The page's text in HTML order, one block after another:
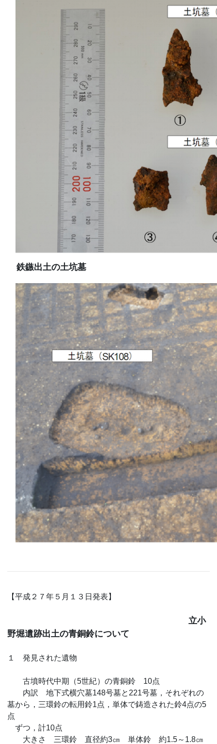
鉄鏃出土の土坑墓
【平成２７年５月１３日発表】
立小
野堀遺跡出土の青銅鈴について
１ 発見された遺物
古墳時代中期（5世紀）の青銅鈴 10点
内訳 地下式横穴墓148号墓と221号墓，それぞれの
墓から，三環鈴の転用鈴1点，単体で鋳造された鈴4点の5
点
ずつ，計10点
大きさ 三環鈴 直径約3㎝ 単体鈴 約1.5～1.8㎝